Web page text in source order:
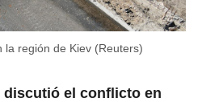
la región de Kiev (Reuters)
discutió el conflicto en